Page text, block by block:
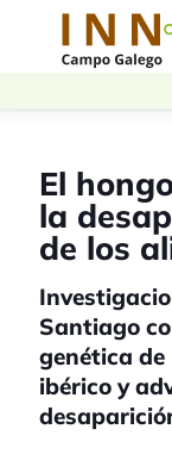
El
la
de los
Santiago
genética de
ibérico y